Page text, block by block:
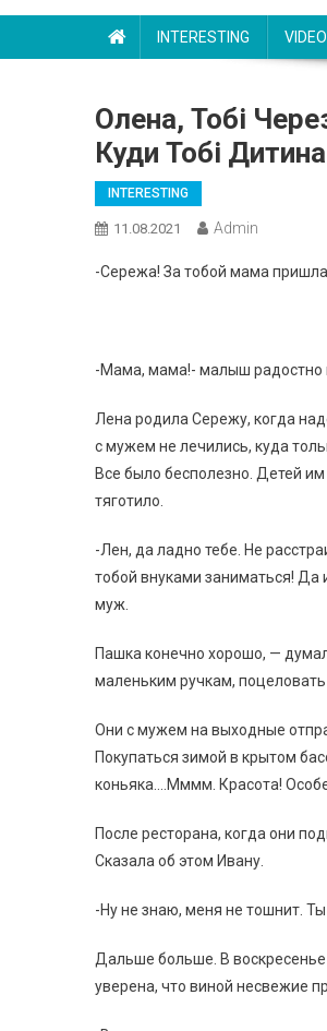
INTERESTING VIDEO
Олена, Тобі
Куди Тобі
INTERESTING
11.08.2021 Admin
-Сережа! За тобой мама
-Мама, мама!- малыш радостно
Лена родила Сережу, когда
с мужем не лечились, куда
Все было бесполезно. Детей
тяготило.
-Лен, да ладно тебе. Не
тобой внуками заниматься! Да
муж.
Пашка конечно хорошо, —
маленьким ручкам,
Они с мужем на выходные
Покупаться зимой в крытом
коньяка….Мммм. Красота!
После ресторана, когда они
Сказала об этом Ивану.
-Ну не знаю, меня не тошнит.
Дальше больше. В
уверена, что виной несвежие